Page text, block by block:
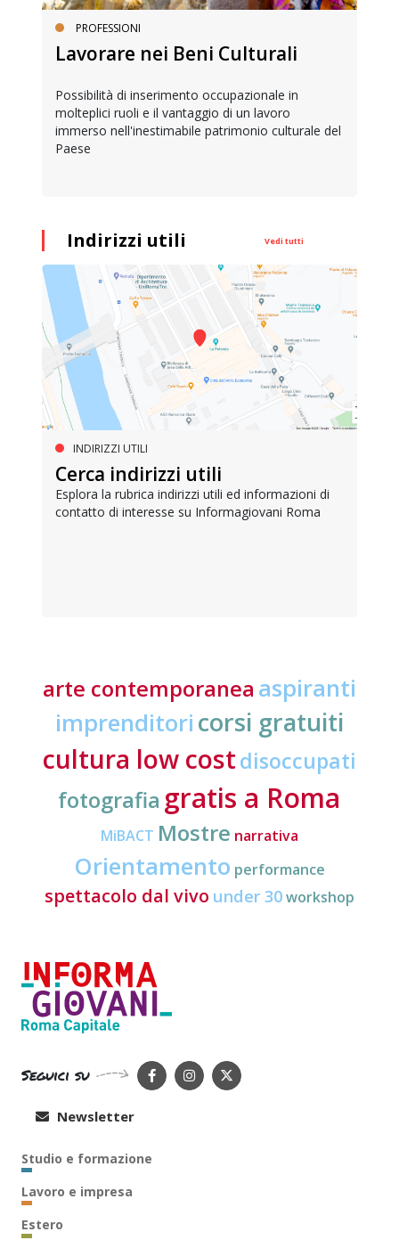
PROFESSIONI
Lavorare nei Beni Culturali
Possibilità di inserimento occupazionale in
molteplici ruoli e il vantaggio di un lavoro
immerso nell'inestimabile patrimonio culturale del
Paese
Indirizzi utili Vedi tutti
INDIRIZZI UTILI
Cerca indirizzi utili
Esplora la rubrica indirizzi utili ed informazioni di
contatto di interesse su Informagiovani Roma
arte contemporanea aspiranti
imprenditori corsi gratuiti
cultura low costdisoccupati
fotografia gratis a Roma
MiBACT Mostre narrativa
Orientamento performance
spettacolo dal vivo under 30workshop
Seguici su
Newsletter
Studio e formazione
Lavoro e impresa
Estero